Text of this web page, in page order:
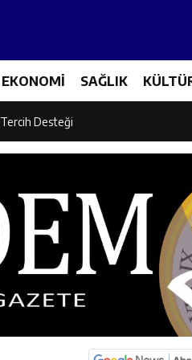
EKONOMİ SAĞLIK
Kutsal Topraklara Uğurlandı
Tercih Desteği
Zengin’in Cenaze Törenine Katıldı
Açılışına Katıldı
Erzincan’da Kur’an Kursu